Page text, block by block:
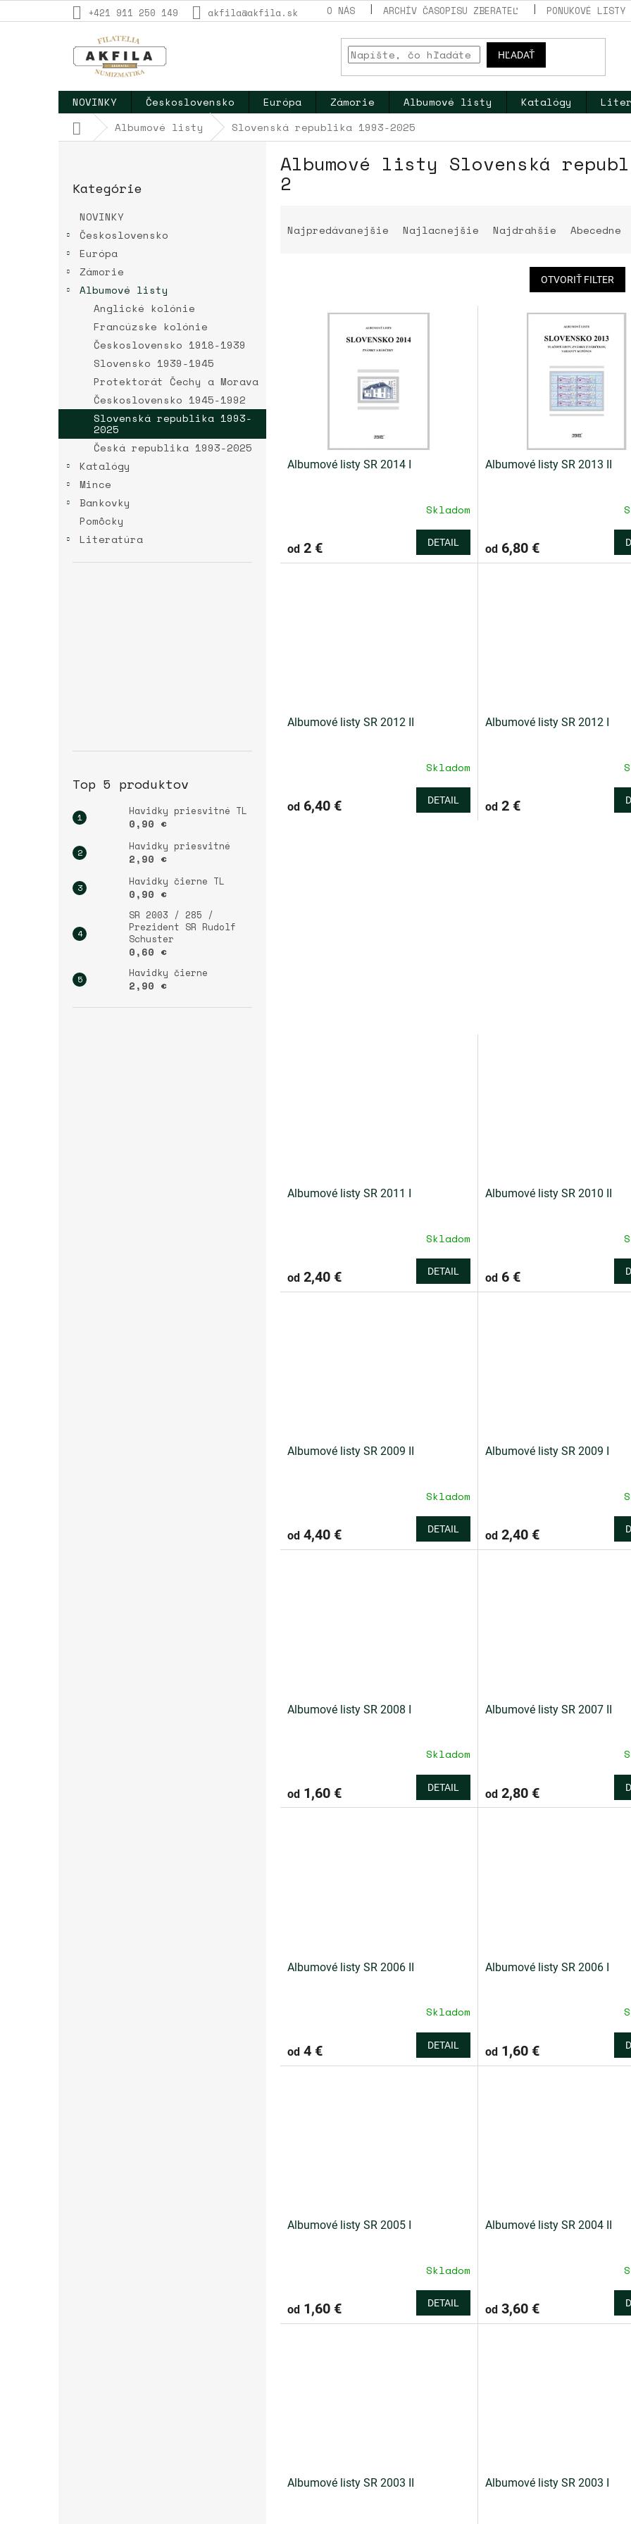
na
+421 911 250 149 akfila@akfila.sk O NÁS ARCHÍV ČASOPISU ZBERATEĽ PONUKOVÉ LISTY
HĽADAŤ
NOVINKY Československo Európa Zámorie Albumové listy Katalógy
DomovAlbumové listy Slovenská republika 1993-2025
B
kategórie
Kategórie
NOVINKY
Československo
Európa
Zámorie
Albumové listy
Anglické kolónie
Francúzske kolónie
Československo 1918-1939
Slovensko 1939-1945
Protektorát Čechy a Morava
Československo 1945-1992
Slovenská republika 1993-
2025
Česká republika 1993-2025
Katalógy
Mince
Bankovky
Pomôcky
Literatúra
Top 5 produktov
Havidky priesvitné TL
0,90 €
Havidky priesvitné
2,90 €
Havidky čierne TL
0,90 €
SR 2003 / 285 /
Prezident SR Rudolf
Schuster
0,60 €
Havidky čierne
2,90 €
Albumové listy Slovenská
2
aNajpredávanejšie Najlacnejšie Najdrahšie Abecedne
OTVORIŤ FILTER
kAlbumové listy SR 2014 I
Skladom
od 2 € DETAIL
Albumové listy SR 2013 II
od6,80 €
Albumové listy SR 2012 II
Skladom
od 6,40 € DETAIL
Albumové listy SR 2012 I
od2 €
Albumové listy SR 2011 I
Skladom
od 2,40 € DETAIL
Albumové listy SR 2010 II
od6 €
Albumové listy SR 2009 II
Skladom
od 4,40 € DETAIL
Albumové listy SR 2009 I
je
4,0
od2,40 €
Albumové listy SR 2008 I
Skladom
od 1,60 € DETAIL
Albumové listy SR 2007 II
od2,80 €
Albumové listy SR 2006 II
Skladom
od 4 € DETAIL
Albumové listy SR 2006 I
od1,60 €
Albumové listy SR 2005 I
Skladom
od 1,60 € DETAIL
Albumové listy SR 2004 II
od3,60 €
Albumové listy SR 2003 II Albumové listy SR 2003 I